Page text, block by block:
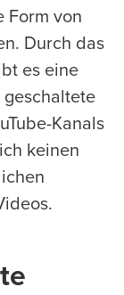
Form von
Durch das
es eine
geschaltete
Kanals
keinen